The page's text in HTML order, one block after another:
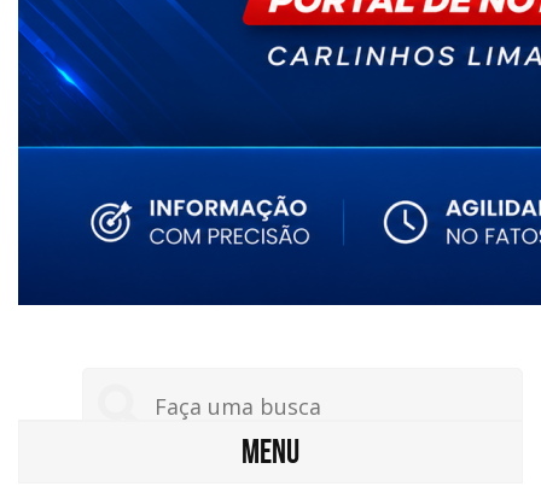
MENU